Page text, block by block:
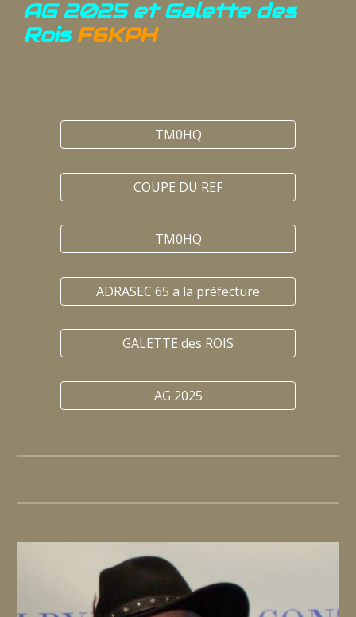
AG 2025 et Galette des
Rois F6KPH
TM0HQ
COUPE DU REF
TM0HQ
ADRASEC 65 a la préfecture
GALETTE des ROIS
AG 2025